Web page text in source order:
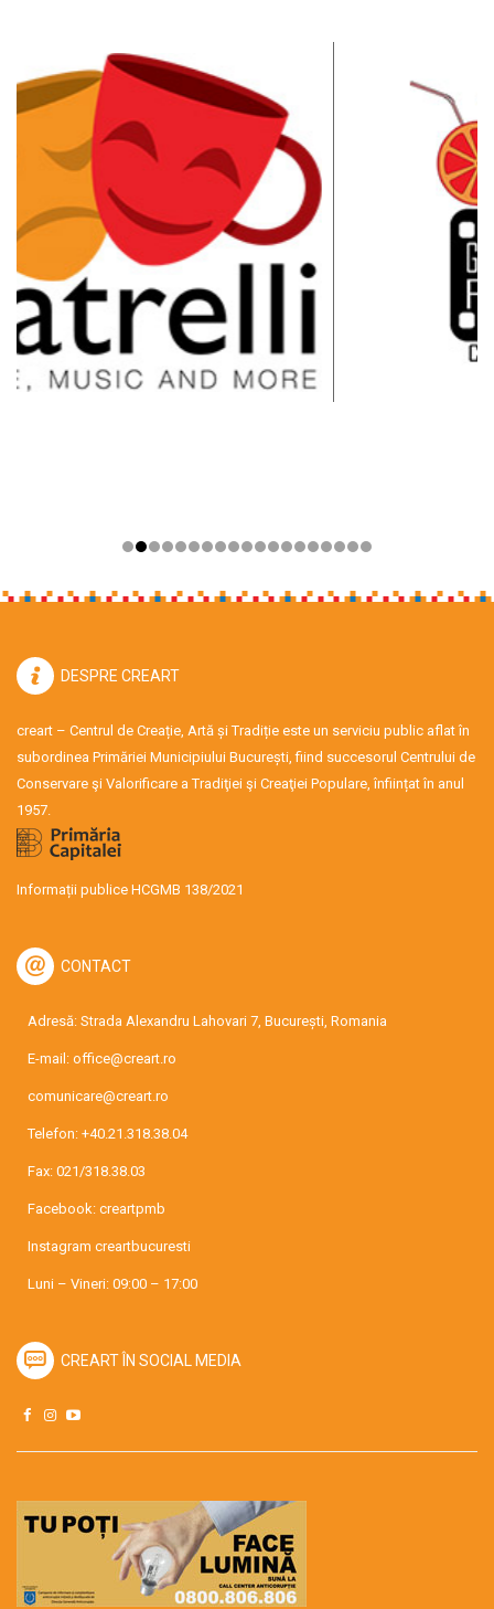
DESPRE CREART
creart – Centrul de Creație, Artă și Tradiție este un serviciu public aflat în
subordinea Primăriei Municipiului București, fiind succesorul Centrului de
Conservare şi Valorificare a Tradiţiei şi Creaţiei Populare, înființat în anul
1957.
Informații publice HCGMB 138/2021
CONTACT
Adresă: Strada Alexandru Lahovari 7, București, Romania
E-mail: office@creart.ro
comunicare@creart.ro
Telefon: +40.21.318.38.04
Fax: 021/318.38.03
Facebook: creartpmb
Instagram creartbucuresti
Luni – Vineri: 09:00 – 17:00
CREART ÎN SOCIAL MEDIA